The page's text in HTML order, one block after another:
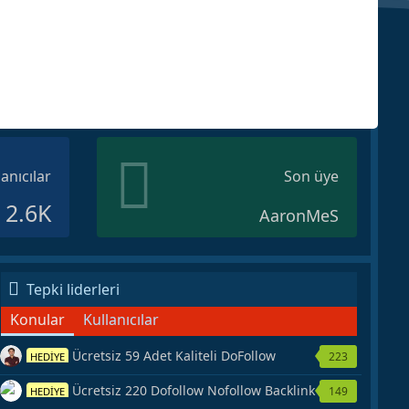
2.6K
Son üye
AaronMeS
Tepki liderleri
Konular
Kullanıcılar
HEDİYE Ücretsiz 59 Adet Kaliteli DoFollow
Backlink Kaynağı Veriyorum.
223
HEDİYE Ücretsiz 220 Dofollow Nofollow Backlink
149